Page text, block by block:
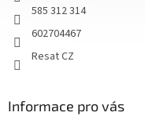
585 312 314
602704467
Resat CZ
Informace pro vás